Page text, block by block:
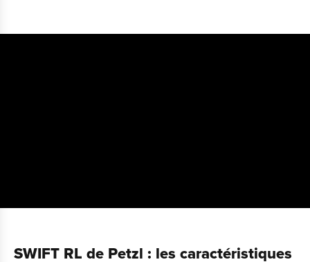
SWIFT RL de Petzl : les caractéristiques